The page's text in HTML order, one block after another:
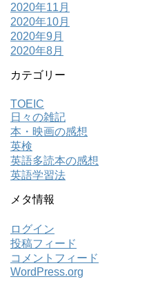
2020年11月
2020年10月
2020年9月
2020年8月
カテゴリー
TOEIC
日々の雑記
本・映画の感想
英検
英語多読本の感想
英語学習法
メタ情報
ログイン
投稿フィード
コメントフィード
WordPress.org